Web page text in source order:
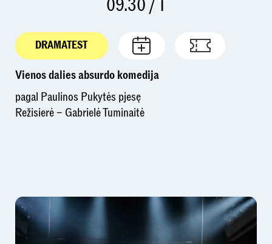
09.30 / T
DRAMATEST
Vienos dalies absurdo komedija
pagal Paulinos Pukytės pjesę
Režisierė – Gabrielė Tuminaitė